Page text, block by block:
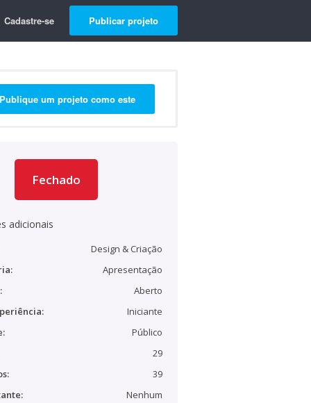
Cadastre-se Publicar projeto
Publique um projeto como este
Fechado
adicionais
Design & Criação
Apresentação
Aberto
Iniciante
Público
29
39
Nenhum